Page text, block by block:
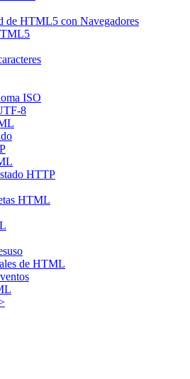
de HTML5 con Navegadores
ISO
8
HTTP
HTML
de HTML